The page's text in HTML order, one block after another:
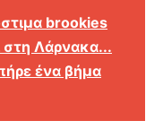
brookies
στη Λάρνακα...
ένα βήμα